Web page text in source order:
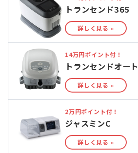
トランセンド365
詳しく見る »
14万円ポイント付！
トランセンドオート
詳しく見る »
2万円ポイント付！
ジャスミンC
詳しく見る »